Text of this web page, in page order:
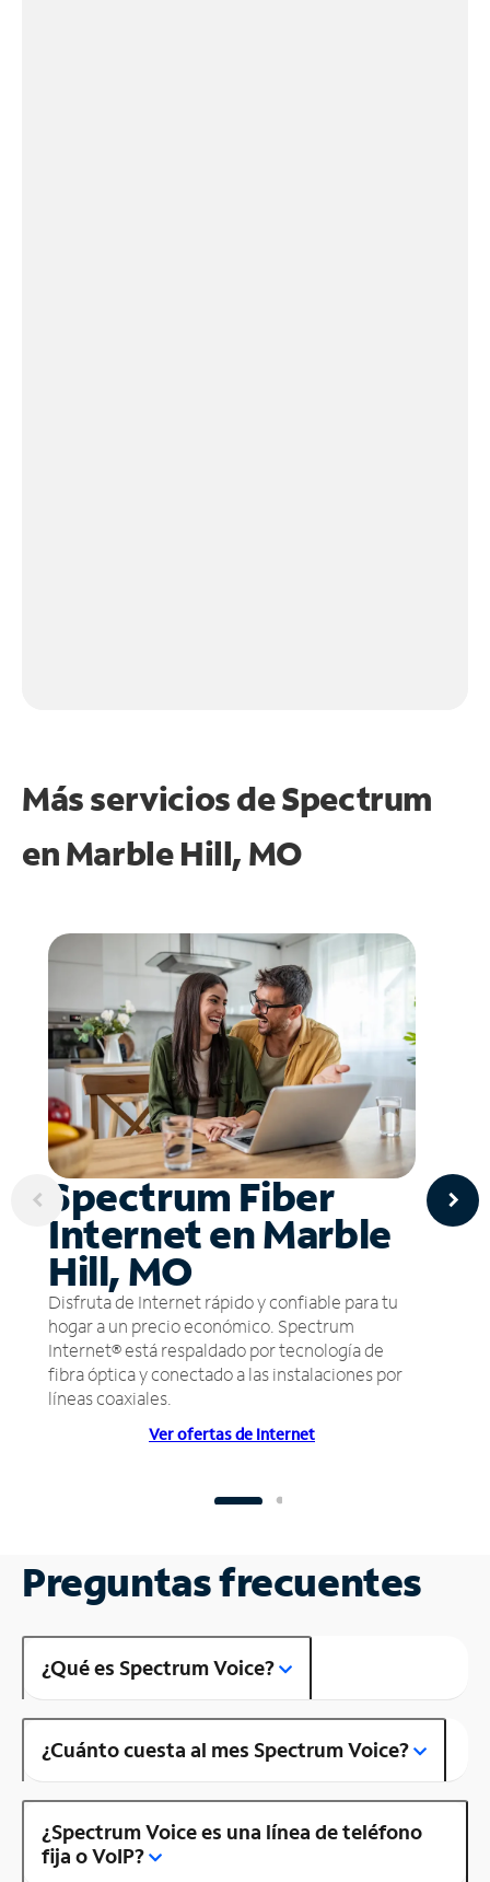
Más servicios de Spectrum
enMarble Hill, MO
Spectrum Fiber
Internet en Marble
Hill, MO
Disfruta de Internet rápido y confiable para tu
hogar a un precio económico. Spectrum
Internet® está respaldado por tecnología de
fibra óptica y conectado a las instalaciones por
líneas coaxiales.
Ver ofertas de Internet
Preguntas frecuentes
¿Qué es Spectrum Voice?
¿Cuánto cuesta al mes Spectrum Voice?
¿Spectrum Voice es una línea de teléfono
fija o VoIP?